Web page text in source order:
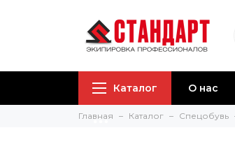
Каталог О нас
Главная Каталог Спецобувь